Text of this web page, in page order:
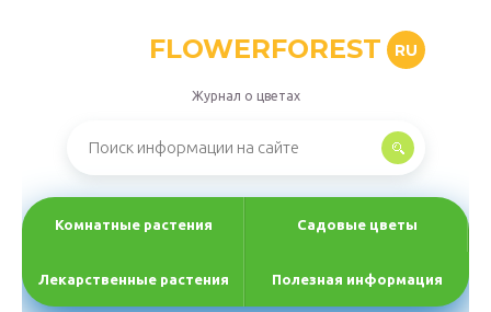
FLOWERFOREST RU
Журнал о цветах
Комнатные растения Садовые цветы
Лекарственные растения Полезная информация